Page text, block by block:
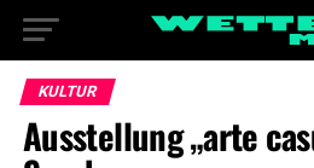
KULTUR
Ausstellung „arte